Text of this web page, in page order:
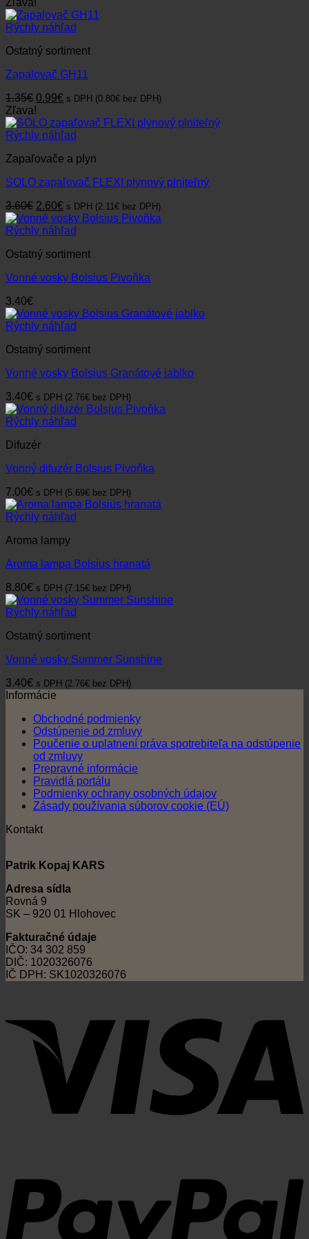
Zľava!
Rýchly náhľad
Ostatný sortiment
Zapalovač GH11
1.35€ Pôvodná
cena
bola:
1.35€.
0.99€ Aktuálna
je:
0.99€.
s DPH (0.80€ bez DPH)
Zľava!
Rýchly náhľad
Zapaľovače a plyn
SOLO zapaľovač FLEXI plynový plniteľný
3.60€ Pôvodná
cena
bola:
2.60€ Aktuálna
cena
je:
s DPH (2.11€ bez DPH)
Rýchly náhľad
Ostatný sortiment
Vonné vosky Bolsius Pivoňka
3.40€
Rýchly náhľad
Ostatný sortiment
Vonné vosky Bolsius Granátové jablko
3.40€ s DPH (2.76€ bez DPH)
Rýchly náhľad
Difuzér
Vonný difuzér Bolsius Pivoňka
7.00€ s DPH (5.69€ bez DPH)
Rýchly náhľad
Aroma lampy
Aroma lampa Bolsius hranatá
8.80€ s DPH (7.15€ bez DPH)
Rýchly náhľad
Ostatný sortiment
Vonné vosky Summer Sunshine
3.40€ s DPH (2.76€ bez DPH)
Informácie
Obchodné podmienky
Odstúpenie od zmluvy
Poučenie o uplatnení práva spotrebiteľa na odstúpenie
od zmluvy
Prepravné informácie
Pravidlá portálu
Podmienky ochrany osobných údajov
Zásady používania súborov cookie (EÚ)
Kontakt
Patrik Kopaj KARS
Adresa sídla
Rovná 9
SK – 920 01 Hlohovec
Fakturačné údaje
IČO: 34 302 859
DIČ: 1020326076
IČ DPH: SK1020326076